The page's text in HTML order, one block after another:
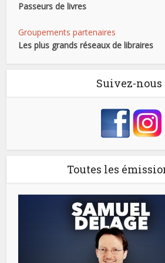
Passeurs de livres
Groupements partenaires
Les plus grands réseaux de libraires
Suivez-nous
Toutes les